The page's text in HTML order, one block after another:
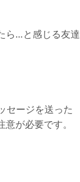
ら…と感じる友達
セージを送った
が必要です。